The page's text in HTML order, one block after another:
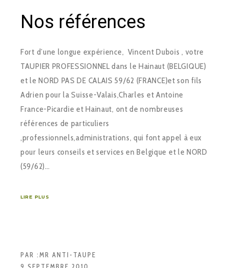
Nos références
Fort d’une longue expérience, Vincent Dubois , votre
TAUPIER PROFESSIONNEL dans le Hainaut (BELGIQUE)
et le NORD PAS DE CALAIS 59/62 (FRANCE)et son fils
Adrien pour la Suisse-Valais,Charles et Antoine
France-Picardie et Hainaut, ont de nombreuses
références de particuliers
,professionnels,administrations, qui font appel à eux
pour leurs conseils et services en Belgique et le NORD
(59/62)…
LIRE PLUS
PAR :MR ANTI-TAUPE
9 SEPTEMBRE 2010